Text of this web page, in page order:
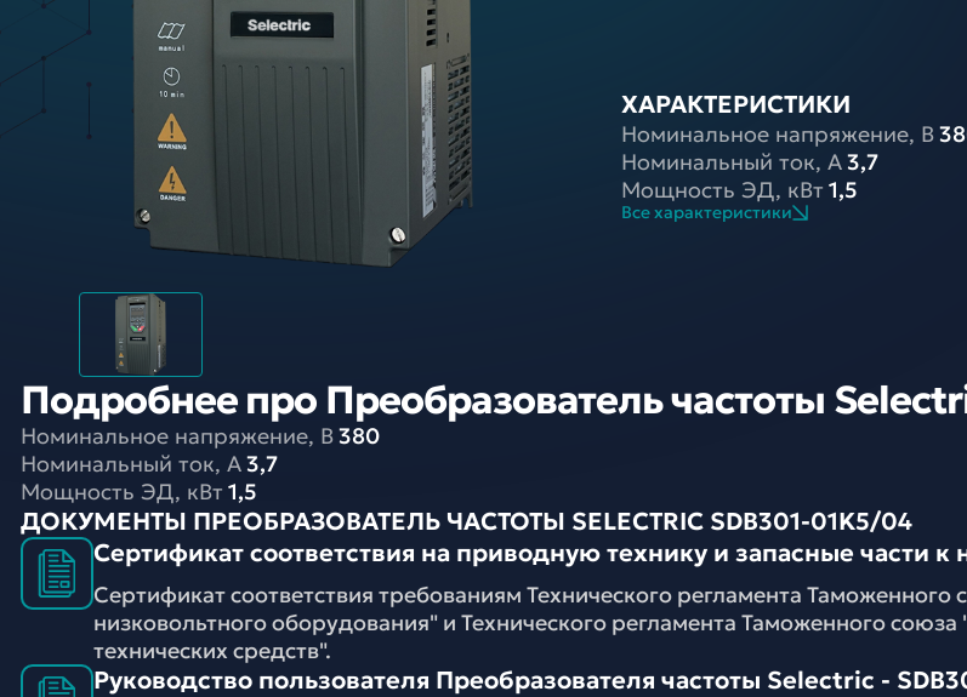
ХАРАКТЕРИСТИКИ
Номинальное напряжение, В
Номинальный ток, A3,7
Мощность ЭД, кВт 1,5
Все характеристики
Подробнее про Преобразователь частоты
Номинальное напряжение, В380
Номинальный ток, A3,7
Мощность ЭД, кВт 1,5
ДОКУМЕНТЫ ПРЕОБРАЗОВАТЕЛЬ ЧАСТОТЫ SELECTRIC SDB301-01K5/04
Сертификат соответствия на приводную технику и запасные части к
Сертификат соответствия требованиям Технического регламента Таможенного
низковольтного оборудования" и Технического регламента Таможенного
технических средств".
Руководство пользователя Преобразователя частоты Selectric -